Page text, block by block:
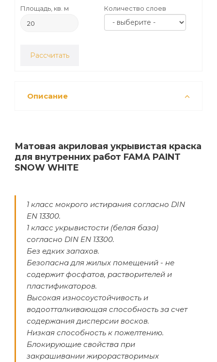
Площадь, кв. м Количество слоев
Рассчитать
Описание
Матовая акриловая укрывистая краска
для внутренних работ FAMA PAINT
SNOW WHITE
1 класс мокрого истирания согласно DIN
EN 13300.
1 класс укрывистости (белая база)
согласно DIN EN 13300.
Без едких запахов.
Безопасна для жилых помещений - не
содержит фосфатов, растворителей и
пластификаторов.
Высокая износоустойчивость и
водоотталкивающая способность за счет
содержания дисперсии восков.
Низкая способность к пожелтению.
Блокирующие свойства при
закрашивании жирорастворимых